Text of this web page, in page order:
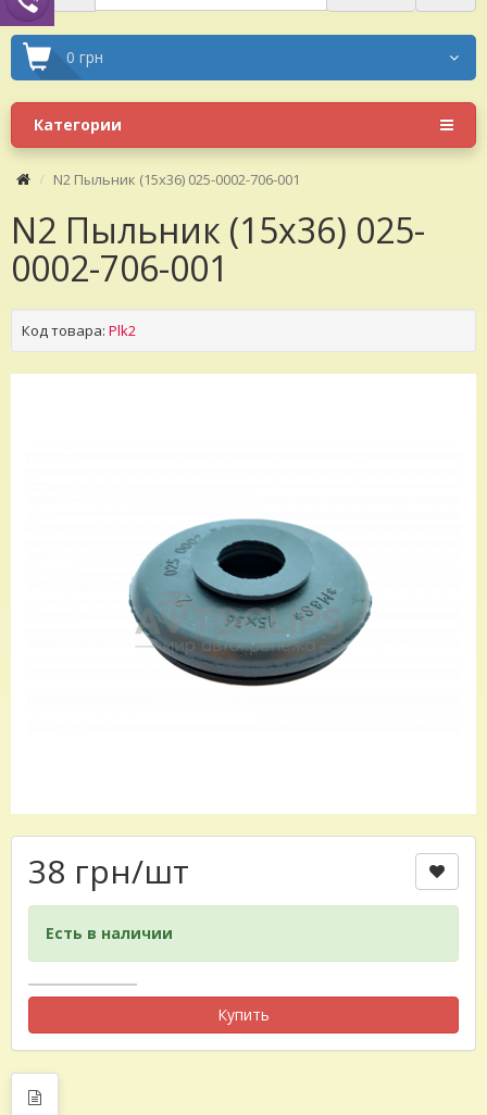
0 грн
Категории
N2 Пыльник (15x36) 025-0002-706-001
N2 Пыльник (15x36) 025-
0002-706-001
Код товара: Plk2
38 грн/шт
Есть в наличии
Купить